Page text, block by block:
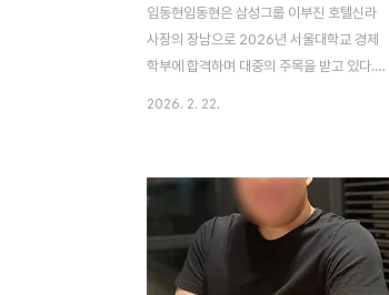
임동현임동현은 삼성그룹 이부진 호텔신라
사장의 장남으로 2026년 서울대학교 경제
학부에 합격하며 대중의 주목을 받고 있다.
보컬로 활동하며 문화적 재능도 드러냈다.
2026년 2월 9일 휘문고 졸업식에서 부활의
'네버엔딩 스토리'와 무한궤도의 '그대에
게'를 열창하며 학교장상, 휘문장학회 장학생
2026. 2. 22.